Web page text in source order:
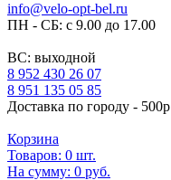
info@velo-opt-bel.ru
ПН - СБ: с 9.00 до 17.00
ВС: выходной
8 952 430 26 07
8 951 135 05 85
Доставка по городу - 500р
Корзина
Товаров: 0 шт.
На сумму: 0 руб.